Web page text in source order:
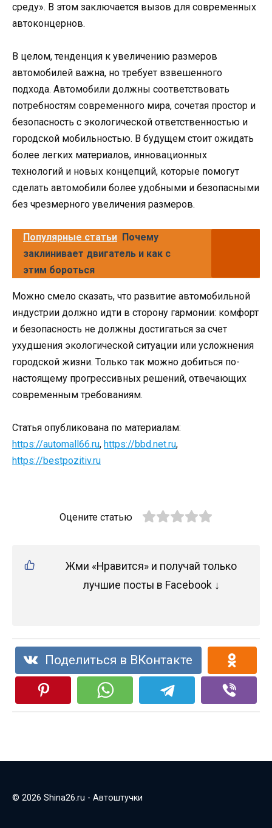
среду». В этом заключается вызов для современных
автоконцернов.
В целом, тенденция к увеличению размеров
автомобилей важна, но требует взвешенного
подхода. Автомобили должны соответствовать
потребностям современного мира, сочетая простор и
безопасность с экологической ответственностью и
городской мобильностью. В будущем стоит ожидать
более легких материалов, инновационных
технологий и новых концепций, которые помогут
сделать автомобили более удобными и безопасными
без чрезмерного увеличения размеров.
Популярные статьи Почему
заклинивает двигатель и как с
этим бороться
Можно смело сказать, что развитие автомобильной
индустрии должно идти в сторону гармонии: комфорт
и безопасность не должны достигаться за счет
ухудшения экологической ситуации или усложнения
городской жизни. Только так можно добиться по-
настоящему прогрессивных решений, отвечающих
современным требованиям.
Статья опубликована по материалам:
https://automall66.ru, https://bbd.net.ru,
https://bestpozitiv.ru
Оцените статью
Жми «Нравится» и получай только
лучшие посты в Facebook ↓
Поделиться в ВКонтакте
© 2026 Shina26.ru - Автоштучки